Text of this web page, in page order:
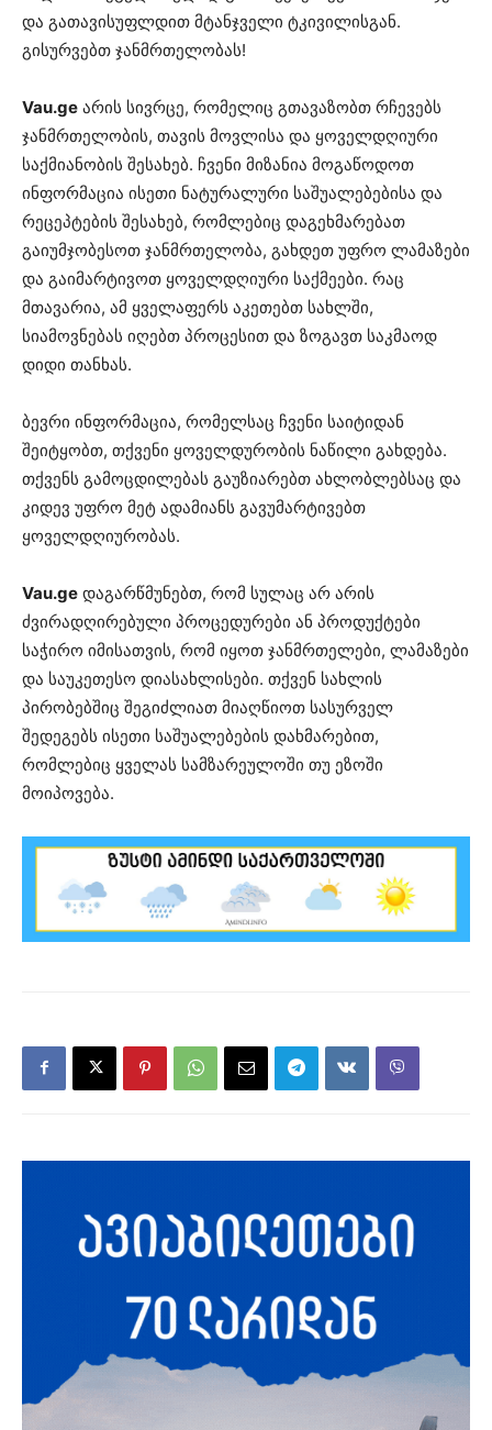
და გათავისუფლდით მტანჯველი ტკივილისგან.
გისურვებთ ჯანმრთელობას!
Vau.ge არის სივრცე, რომელიც გთავაზობთ რჩევებს
ჯანმრთელობის, თავის მოვლისა და ყოველდღიური
საქმიანობის შესახებ. ჩვენი მიზანია მოგაწოდოთ
ინფორმაცია ისეთი ნატურალური საშუალებებისა და
რეცეპტების შესახებ, რომლებიც დაგეხმარებათ
გაიუმჯობესოთ ჯანმრთელობა, გახდეთ უფრო ლამაზები
და გაიმარტივოთ ყოველდღიური საქმეები. რაც
მთავარია, ამ ყველაფერს აკეთებთ სახლში,
სიამოვნებას იღებთ პროცესით და ზოგავთ საკმაოდ
დიდი თანხას.
ბევრი ინფორმაცია, რომელსაც ჩვენი საიტიდან
შეიტყობთ, თქვენი ყოველდურობის ნაწილი გახდება.
თქვენს გამოცდილებას გაუზიარებთ ახლობლებსაც და
კიდევ უფრო მეტ ადამიანს გავუმარტივებთ
ყოველდღიურობას.
Vau.ge დაგარწმუნებთ, რომ სულაც არ არის
ძვირადღირებული პროცედურები ან პროდუქტები
საჭირო იმისათვის, რომ იყოთ ჯანმრთელები, ლამაზები
და საუკეთესო დიასახლისები. თქვენ სახლის
პირობებშიც შეგიძლიათ მიაღწიოთ სასურველ
შედეგებს ისეთი საშუალებების დახმარებით,
რომლებიც ყველას სამზარეულოში თუ ეზოში
მოიპოვება.